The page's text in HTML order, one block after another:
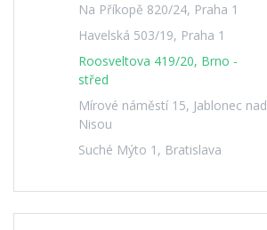
Na Příkopě 820/24, Praha 1
Havelská 503/19, Praha 1
Roosveltova 419/20, Brno -
střed
Mírové náměstí 15, Jablonec nad
Nisou
Suché Mýto 1, Bratislava